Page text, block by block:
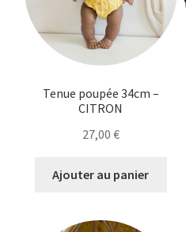
Tenue poupée 34cm –
CITRON
27,00 €
Ajouter au panier